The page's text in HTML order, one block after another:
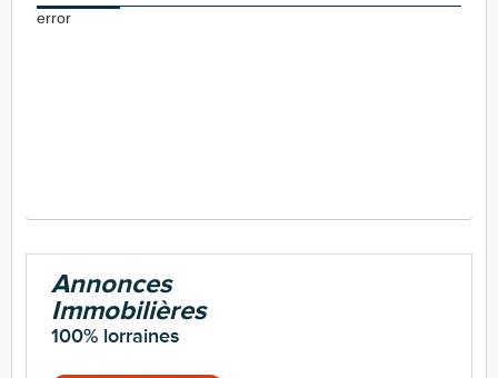
error
Annonces
Immobilières
100% lorraines